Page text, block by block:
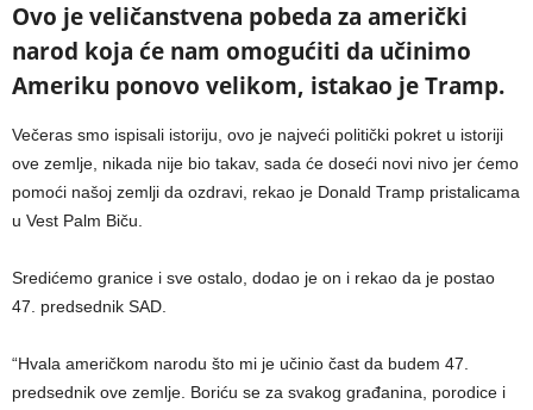
Ovo je veličanstvena pobeda za američki
narod koja će nam omogućiti da učinimo
Ameriku ponovo velikom, istakao je Tramp.
Večeras smo ispisali istoriju, ovo je najveći politički pokret u istoriji
ove zemlje, nikada nije bio takav, sada će doseći novi nivo jer ćemo
pomoći našoj zemlji da ozdravi, rekao je Donald Tramp pristalicama
u Vest Palm Biču.
Sredićemo granice i sve ostalo, dodao je on i rekao da je postao
47. predsednik SAD.
“Hvala američkom narodu što mi je učinio čast da budem 47.
predsednik ove zemlje. Boriću se za svakog građanina, porodice i